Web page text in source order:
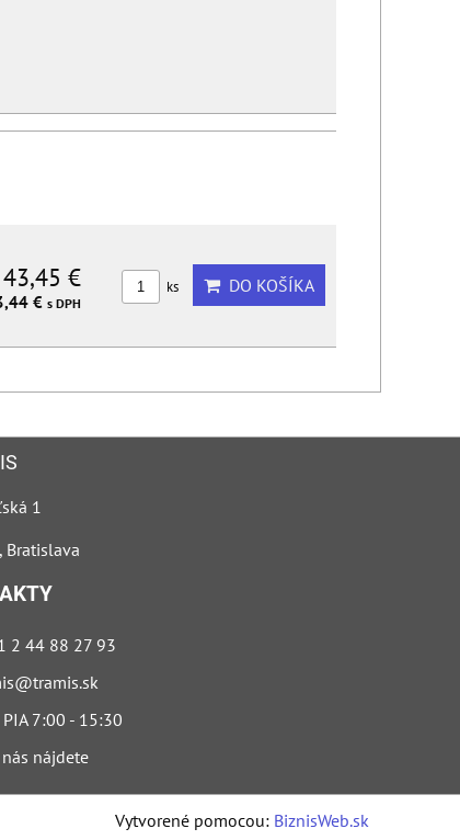
43,45 €
€ s DPH
ks DO KOŠÍKA
1
Bratislava
2 44 88 27 93
PIA 7:00 - 15:30
nájdete
Vytvorené pomocou: BiznisWeb.sk